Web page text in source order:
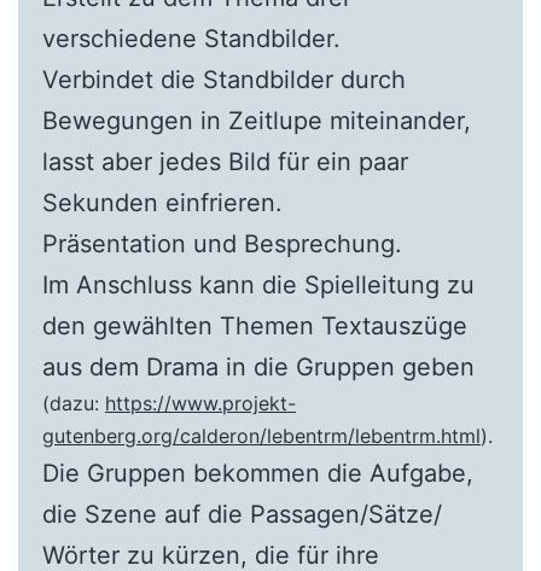
verschiedene Standbilder.
Verbindet die Standbilder durch
Bewegungen in Zeitlupe miteinander,
lasst aber jedes Bild für ein paar
Sekunden einfrieren.
Präsentation und Besprechung.
Im Anschluss kann die Spielleitung zu
den gewählten Themen Textauszüge
aus dem Drama in die Gruppen geben
(dazu: https://www.projekt-
gutenberg.org/calderon/lebentrm/lebentrm.html).
Die Gruppen bekommen die Aufgabe,
die Szene auf die Passagen/Sätze/
Wörter zu kürzen, die für ihre